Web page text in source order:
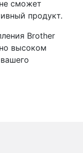
сможет
продукт.
Brother
высоком